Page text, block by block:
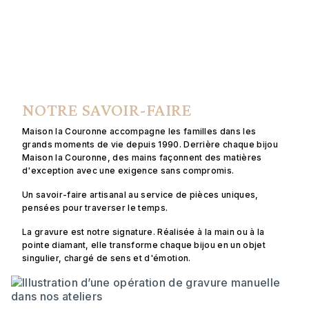
NOTRE SAVOIR-FAIRE
Maison la Couronne accompagne les familles dans les
grands moments de vie depuis 1990. Derrière chaque bijou
Maison la Couronne, des mains façonnent des matières
d'exception avec une exigence sans compromis.
Un savoir-faire artisanal au service de pièces uniques,
pensées pour traverser le temps.
La gravure est notre signature. Réalisée à la main ou à la
pointe diamant, elle transforme chaque bijou en un objet
singulier, chargé de sens et d'émotion.